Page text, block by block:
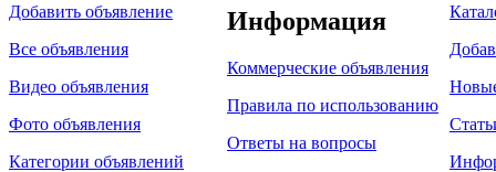
Добавить объявление
Все объявления
Видео объявления
Фото объявления
Категории объявлений
Информация
Коммерческие объявления
Правила по использованию
Ответы на вопросы